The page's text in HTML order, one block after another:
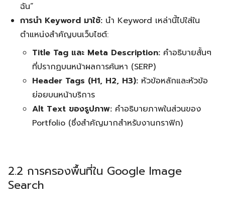
ฉัน”
การนำ Keyword มาใช้: นำ Keyword เหล่านี้ไปใส่ใน
ตำแหน่งสำคัญบนเว็บไซต์:
Title Tag และ Meta Description: คำอธิบายสั้นๆ
ที่ปรากฏบนหน้าผลการค้นหา (SERP)
Header Tags (H1, H2, H3): หัวข้อหลักและหัวข้อ
ย่อยบนหน้าบริการ
Alt Text ของรูปภาพ: คำอธิบายภาพในส่วนของ
Portfolio (ซึ่งสำคัญมากสำหรับงานกราฟิก)
2.2 การครองพื้นที่ใน Google Image
Search